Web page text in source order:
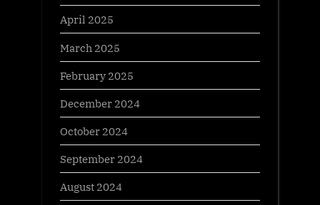
April 2025
March 2025
February 2025
December 2024
October 2024
September 2024
August 2024